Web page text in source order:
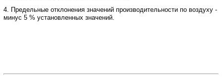
4. Предельные отклонения значений производительности по воздуху -
минус 5 % установленных значений.